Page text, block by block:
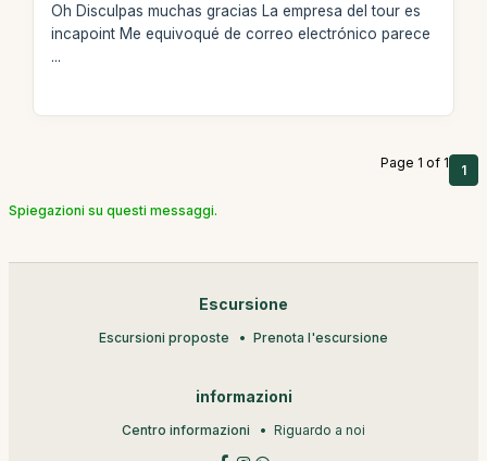
Oh Disculpas muchas gracias La empresa del tour es
incapoint Me equivoqué de correo electrónico parece
...
Page 1 of 1 1
Spiegazioni su questi messaggi.
Escursione
Escursioni proposte Prenota l'escursione
informazioni
Centro informazioni Riguardo a noi